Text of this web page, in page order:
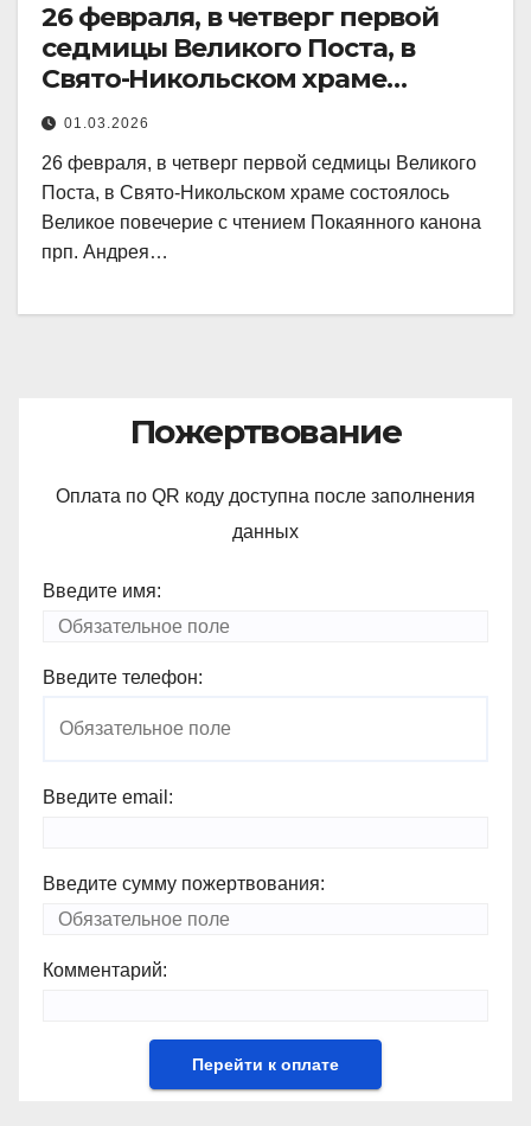
26 февраля, в четверг первой
седмицы Великого Поста, в
Свято-Никольском храме
состоялось Великое
01.03.2026
26 февраля, в четверг первой седмицы Великого
Поста, в Свято-Никольском храме состоялось
Великое повечерие с чтением Покаянного канона
прп. Андрея…
Пожертвование
Оплата по QR коду доступна после заполнения
данных
Введите имя:
Введите телефон:
Введите email:
Введите сумму пожертвования:
Комментарий: